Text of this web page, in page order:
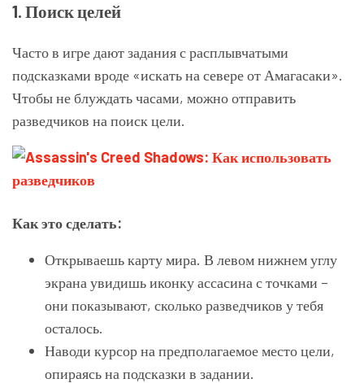
1. Поиск целей
Часто в игре дают задания с расплывчатыми
подсказками вроде «искать на севере от Амагасаки».
Чтобы не блуждать часами, можно отправить
разведчиков на поиск цели.
Как это сделать:
Открываешь карту мира. В левом нижнем углу
экрана увидишь иконку ассасина с точками –
они показывают, сколько разведчиков у тебя
осталось.
Наводи курсор на предполагаемое место цели,
опираясь на подсказки в задании.